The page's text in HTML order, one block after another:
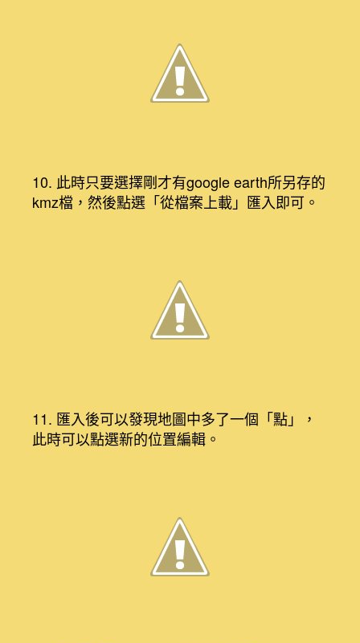
10. 此時只要選擇剛才有google earth所另存的
kmz檔，然後點選「從檔案上載」匯入即可。
11. 匯入後可以發現地圖中多了一個「點」，
此時可以點選新的位置編輯。